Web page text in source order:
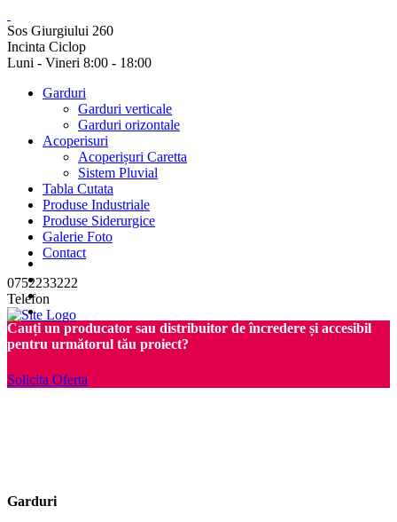
Sos Giurgiului 260
Incinta Ciclop
Luni - Vineri 8:00 - 18:00
Garduri
Garduri verticale
Garduri orizontale
Acoperisuri
Acoperișuri Caretta
Sistem Pluvial
Tabla Cutata
Produse Industriale
Produse Siderurgice
Galerie Foto
Contact
0752233222
Telefon
Cauți un producator sau distribuitor de încredere și accesibil
pentru următorul tău proiect?
Solicita Oferta
Garduri